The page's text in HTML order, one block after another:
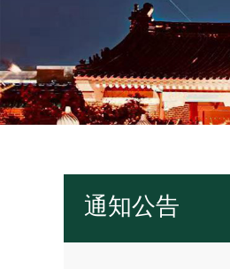
通知公告